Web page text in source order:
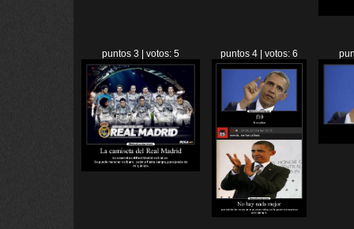
puntos 3 | votos: 5 puntos 4 | votos: 6